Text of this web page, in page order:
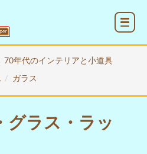
70年代のインテリアと小道具
ガラス
グラス・ラッ